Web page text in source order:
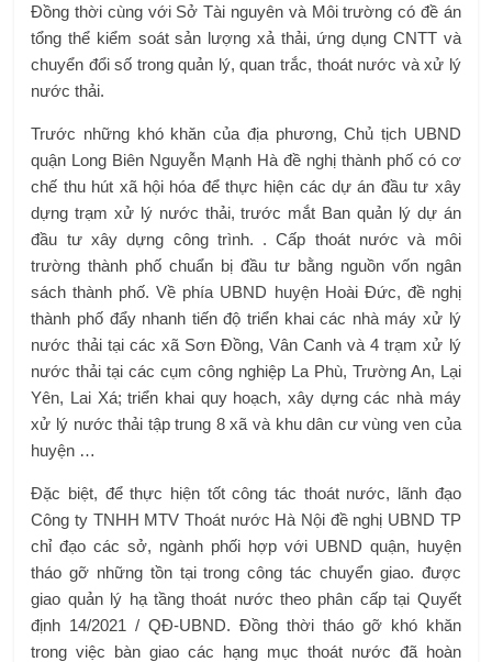
Đồng thời cùng với Sở Tài nguyên và Môi trường có đề án
tổng thể kiểm soát sản lượng xả thải, ứng dụng CNTT và
chuyển đổi số trong quản lý, quan trắc, thoát nước và xử lý
nước thải.
Trước những khó khăn của địa phương, Chủ tịch UBND
quận Long Biên Nguyễn Mạnh Hà đề nghị thành phố có cơ
chế thu hút xã hội hóa để thực hiện các dự án đầu tư xây
dựng trạm xử lý nước thải, trước mắt Ban quản lý dự án
đầu tư xây dựng công trình. . Cấp thoát nước và môi
trường thành phố chuẩn bị đầu tư bằng nguồn vốn ngân
sách thành phố. Về phía UBND huyện Hoài Đức, đề nghị
thành phố đẩy nhanh tiến độ triển khai các nhà máy xử lý
nước thải tại các xã Sơn Đồng, Vân Canh và 4 trạm xử lý
nước thải tại các cụm công nghiệp La Phù, Trường An, Lại
Yên, Lai Xá; triển khai quy hoạch, xây dựng các nhà máy
xử lý nước thải tập trung 8 xã và khu dân cư vùng ven của
huyện …
Đặc biệt, để thực hiện tốt công tác thoát nước, lãnh đạo
Công ty TNHH MTV Thoát nước Hà Nội đề nghị UBND TP
chỉ đạo các sở, ngành phối hợp với UBND quận, huyện
tháo gỡ những tồn tại trong công tác chuyển giao. được
giao quản lý hạ tầng thoát nước theo phân cấp tại Quyết
định 14/2021 / QĐ-UBND. Đồng thời tháo gỡ khó khăn
trong việc bàn giao các hạng mục thoát nước đã hoàn